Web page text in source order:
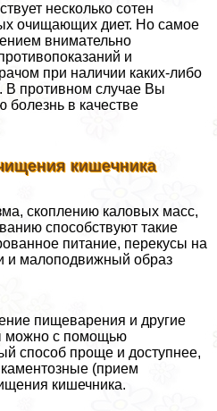
несколько сотен
очищающих диет. Но самое
внимательно
и
при наличии каких-либо
В противном случае Вы
болезнь в качестве
кишечника
скоплению каловых масс,
способствуют такие
питание, перекусы на
и малоподвижный образ
пищеварения и другие
можно с помощью
способ проще и доступнее,
(прием
кишечника.